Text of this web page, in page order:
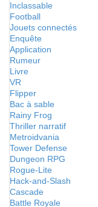
Inclassable
Football
Jouets connectés
Enquête
Application
Rumeur
Livre
VR
Flipper
Bac à sable
Rainy Frog
Thriller narratif
Metroidvania
Tower Defense
Dungeon RPG
Rogue-Lite
Hack-and-Slash
Cascade
Battle Royale